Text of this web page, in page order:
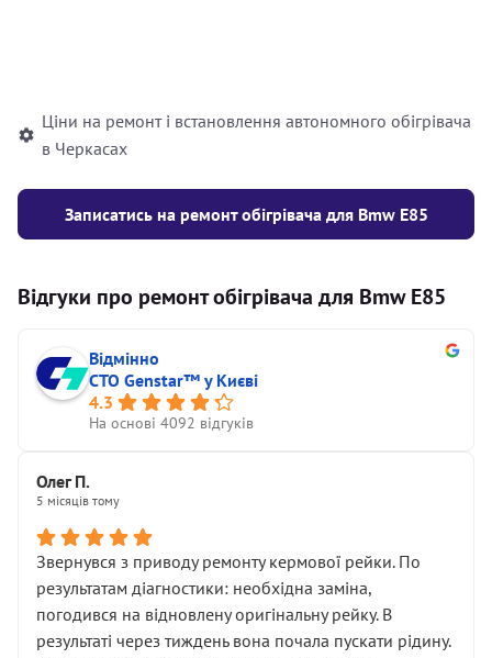
Ціни на ремонт і встановлення автономного обігрівача
в Черкасах
Записатись на ремонт обігрівача для Bmw E85
Відгуки про ремонт обігрівача для Bmw E85
Відмінно
СТО Genstar™ у Києві
4.3
На основі 4092 відгуків
Олег П.
5 місяців тому
Звернувся з приводу ремонту кермової рейки. По
результатам діагностики: необхідна заміна,
погодився на відновлену оригінальну рейку. В
результаті через тиждень вона почала пускати рідину.